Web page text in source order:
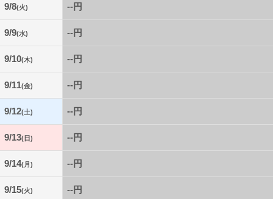
9/8(火) --円
9/9(水) --円
9/10(木) --円
9/11(金) --円
9/12(土) --円
9/13(日) --円
9/14(月) --円
9/15(火) --円